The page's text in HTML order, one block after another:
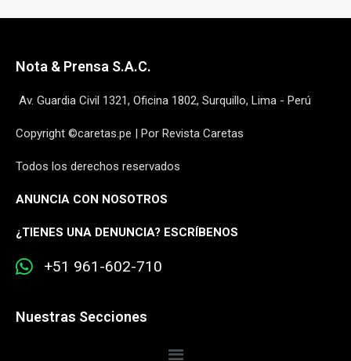
Nota & Prensa S.A.C.
Av. Guardia Civil 1321, Oficina 1802, Surquillo, Lima - Perú
Copyright ©caretas.pe | Por Revista Caretas
Todos los derechos reservados
ANUNCIA CON NOSOTROS
¿TIENES UNA DENUNCIA? ESCRÍBENOS
+51 961-602-710
Nuestras Secciones